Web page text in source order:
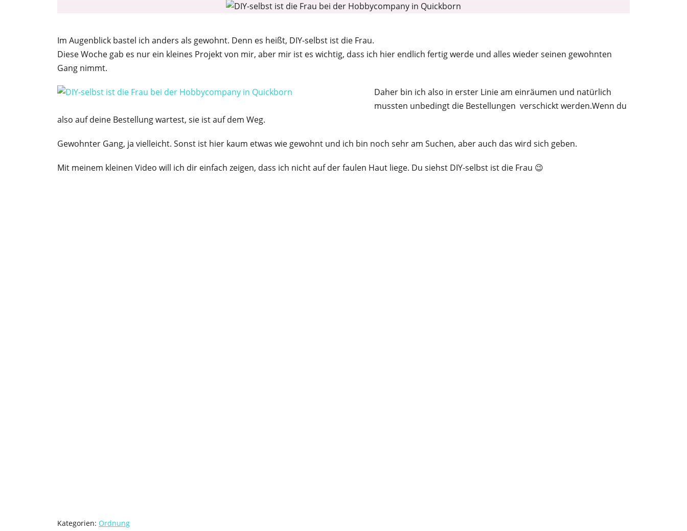
Im Augenblick bastel ich anders als gewohnt. Denn es heißt, DIY-selbst ist die Frau.
Diese Woche gab es nur ein kleines Projekt von mir, aber mir ist es wichtig, dass ich hier endlich fertig werde und alles wieder seinen gewohnten
Gang nimmt.
Daher bin ich also in erster Linie am einräumen und natürlich
mussten unbedingt die Bestellungen verschickt werden.Wenn du
also auf deine Bestellung wartest, sie ist auf dem Weg.
Gewohnter Gang, ja vielleicht. Sonst ist hier kaum etwas wie gewohnt und ich bin noch sehr am Suchen, aber auch das wird sich geben.
Mit meinem kleinen Video will ich dir einfach zeigen, dass ich nicht auf der faulen Haut liege. Du siehst DIY-selbst ist die Frau 😉
Kategorien: Ordnung